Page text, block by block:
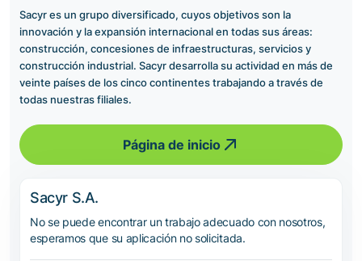
Sacyr es un grupo diversificado, cuyos objetivos son la
innovación y la expansión internacional en todas sus áreas:
construcción, concesiones de infraestructuras, servicios y
construcción industrial. Sacyr desarrolla su actividad en más de
veinte países de los cinco continentes trabajando a través de
todas nuestras filiales.
Página de inicio
Sacyr S.A.
No se puede encontrar un trabajo adecuado con nosotros,
esperamos que su aplicación no solicitada.